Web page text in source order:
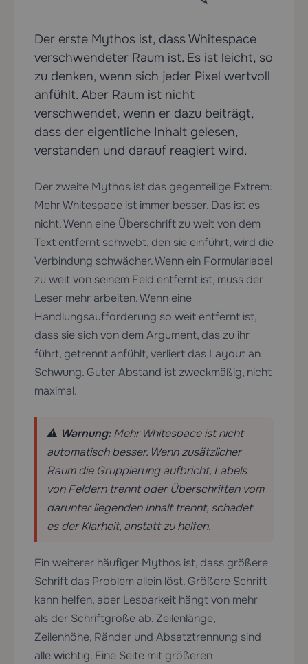
Der erste Mythos ist, dass Whitespace
verschwendeter Raum ist. Es ist leicht, so
zu denken, wenn sich jeder Pixel wertvoll
anfühlt. Aber Raum ist nicht
verschwendet, wenn er dazu beiträgt,
dass der eigentliche Inhalt gelesen,
verstanden und darauf reagiert wird.
Der zweite Mythos ist das gegenteilige Extrem:
Mehr Whitespace ist immer besser. Das ist es
nicht. Wenn eine Überschrift zu weit von dem
Text entfernt schwebt, den sie einführt, wird die
Verbindung schwächer. Wenn ein Formularlabel
zu weit von seinem Feld entfernt ist, muss der
Leser mehr arbeiten. Wenn eine
Handlungsaufforderung so weit entfernt ist,
dass sie sich von dem Argument, das zu ihr
führt, getrennt anfühlt, verliert das Layout an
Schwung. Guter Abstand ist zweckmäßig, nicht
maximal.
⚠️ Warnung:Mehr Whitespace ist nicht
automatisch besser. Wenn zusätzlicher
Raum die Gruppierung aufbricht, Labels
von Feldern trennt oder Überschriften vom
darunter liegenden Inhalt trennt, schadet
es der Klarheit, anstatt zu helfen.
Ein weiterer häufiger Mythos ist, dass größere
Schrift das Problem allein löst. Größere Schrift
kann helfen, aber Lesbarkeit hängt von mehr
als der Schriftgröße ab. Zeilenlänge,
Zeilenhöhe, Ränder und Absatztrennung sind
alle wichtig. Eine Seite mit größeren